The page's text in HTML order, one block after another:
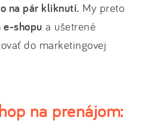
na pár kliknutí. My preto
e-shopu a ušetrené
do marketingovej
na prenájom: